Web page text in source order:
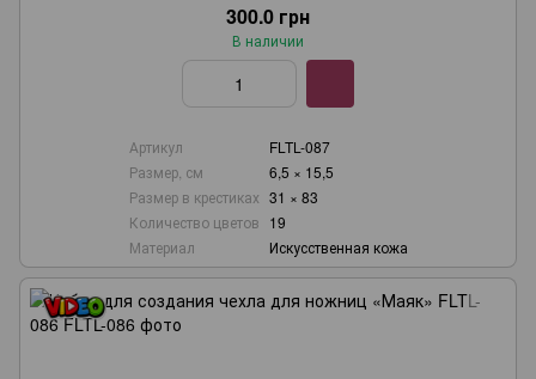
300.0 грн
В наличии
Артикул
FLTL-087
Размер, см
6,5 × 15,5
Размер в крестиках 31 × 83
Количество цветов 19
Материал
Искусственная кожа